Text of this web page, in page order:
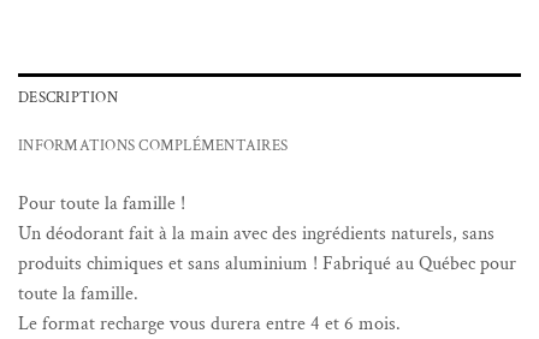
DESCRIPTION
INFORMATIONS COMPLÉMENTAIRES
Pour toute la famille !
Un déodorant fait à la main avec des ingrédients naturels, sans
produits chimiques et sans aluminium ! Fabriqué au Québec pour
toute la famille.
Le format recharge vous durera entre 4 et 6 mois.